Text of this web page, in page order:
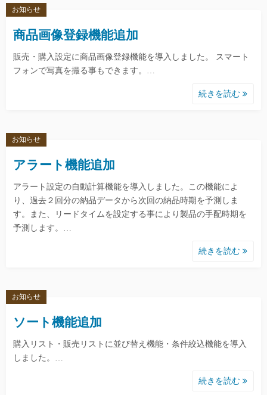
商品画像登録機能追加
販売・購入設定に商品画像登録機能を導入しました。 スマート
フォンで写真を撮る事もできます。…
続きを読む
お知らせ
アラート機能追加
アラート設定の自動計算機能を導入しました。この機能によ
り、過去２回分の納品データから次回の納品時期を予測しま
す。また、リードタイムを設定する事により製品の手配時期を
予測します。…
続きを読む
お知らせ
ソート機能追加
購入リスト・販売リストに並び替え機能・条件絞込機能を導入
しました。…
続きを読む
お知らせ